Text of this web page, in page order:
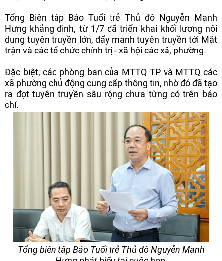
Tổng Biên tập Báo Tuổi trẻ Thủ đô Nguyễn Mạnh
Hưng khẳng định, từ 1/7 đã triển khai khối lượng nội
dung tuyên truyền lớn, đẩy mạnh tuyên truyền tới Mặt
trận và các tổ chức chính trị - xã hội các xã, phường.
Đặc biệt, các phòng ban của MTTQ TP và MTTQ các
xã phường chủ động cung cấp thông tin, nhờ đó đã tạo
ra đợt tuyên truyền sâu rộng chưa từng có trên báo
chí.
Tổng biên tập Báo Tuổi trẻ Thủ đô Nguyễn Mạnh